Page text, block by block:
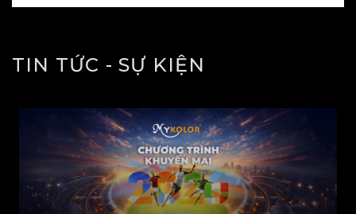
TIN TỨC - SỰ KIỆN